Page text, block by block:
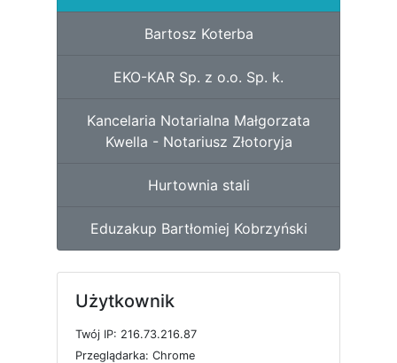
Bartosz Koterba
EKO-KAR Sp. z o.o. Sp. k.
Kancelaria Notarialna Małgorzata
Kwella - Notariusz Złotoryja
Hurtownia stali
Eduzakup Bartłomiej Kobrzyński
Użytkownik
Twój IP: 216.73.216.87
Przeglądarka: Chrome